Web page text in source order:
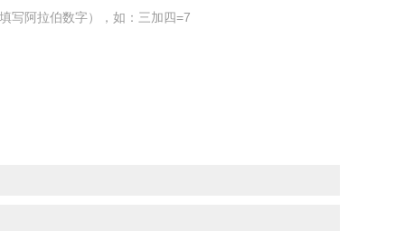
写阿拉伯数字），如：三加四=7